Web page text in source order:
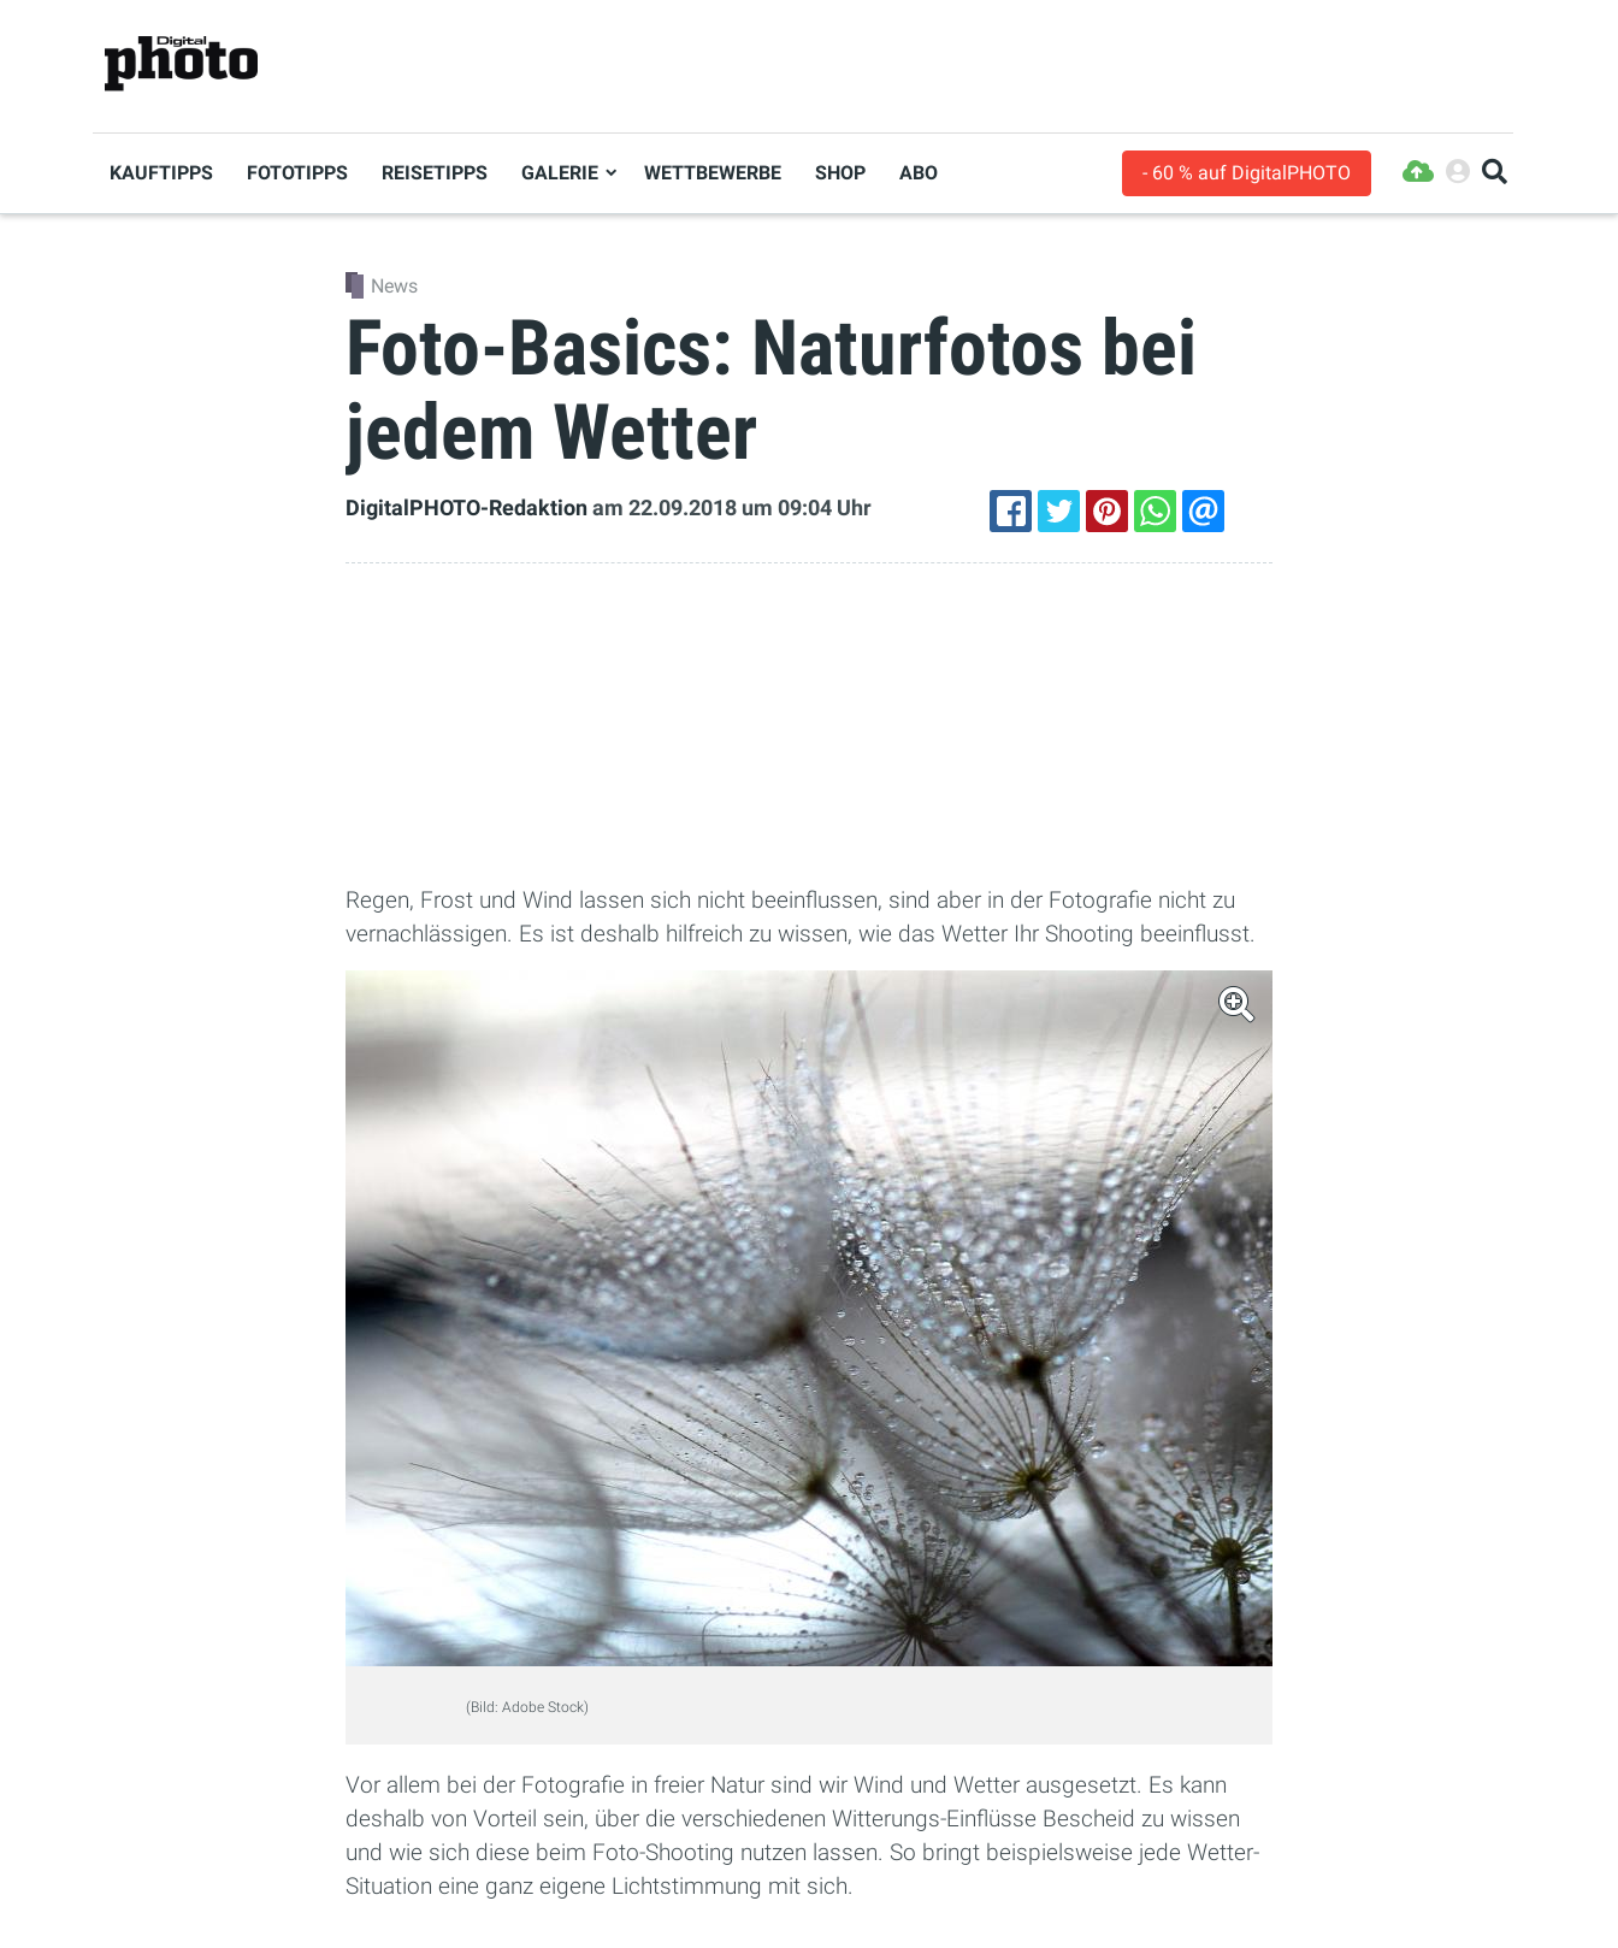
KAUFTIPPS FOTOTIPPS REISETIPPS GALERIE WETTBEWERBE SHOP ABO - 60 % auf DigitalPHOTO
News
Foto-Basics: Naturfotos bei
jedem Wetter
DigitalPHOTO-Redaktion am 22.09.2018 um 09:04 Uhr
Regen, Frost und Wind lassen sich nicht beeinflussen, sind aber in der Fotografie nicht zu
vernachlässigen. Es ist deshalb hilfreich zu wissen, wie das Wetter Ihr Shooting beeinflusst.
(Bild: Adobe Stock)
Vor allem bei der Fotografie in freier Natur sind wir Wind und Wetter ausgesetzt. Es kann
deshalb von Vorteil sein, über die verschiedenen Witterungs-Einflüsse Bescheid zu wissen
und wie sich diese beim Foto-Shooting nutzen lassen. So bringt beispielsweise jede Wetter-
Situation eine ganz eigene Lichtstimmung mit sich.